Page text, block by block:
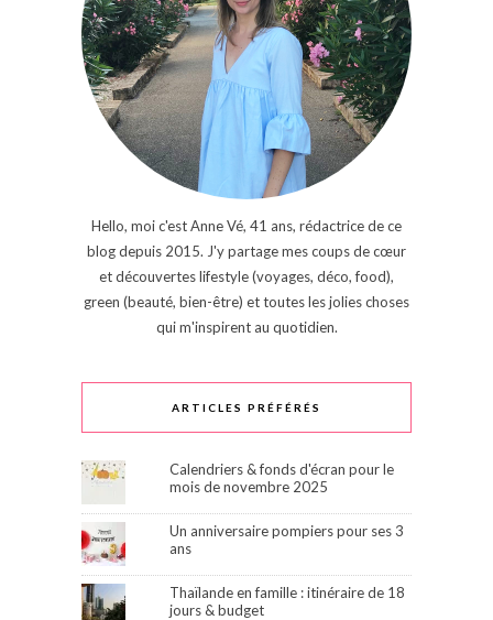
Hello, moi c'est Anne Vé, 41 ans, rédactrice de ce
blog depuis 2015. J'y partage mes coups de cœur
et découvertes lifestyle (voyages, déco, food),
green (beauté, bien-être) et toutes les jolies choses
qui m'inspirent au quotidien.
ARTICLES PRÉFÉRÉS
Calendriers & fonds d'écran pour le
mois de novembre 2025
Un anniversaire pompiers pour ses 3
ans
Thaïlande en famille : itinéraire de 18
jours & budget